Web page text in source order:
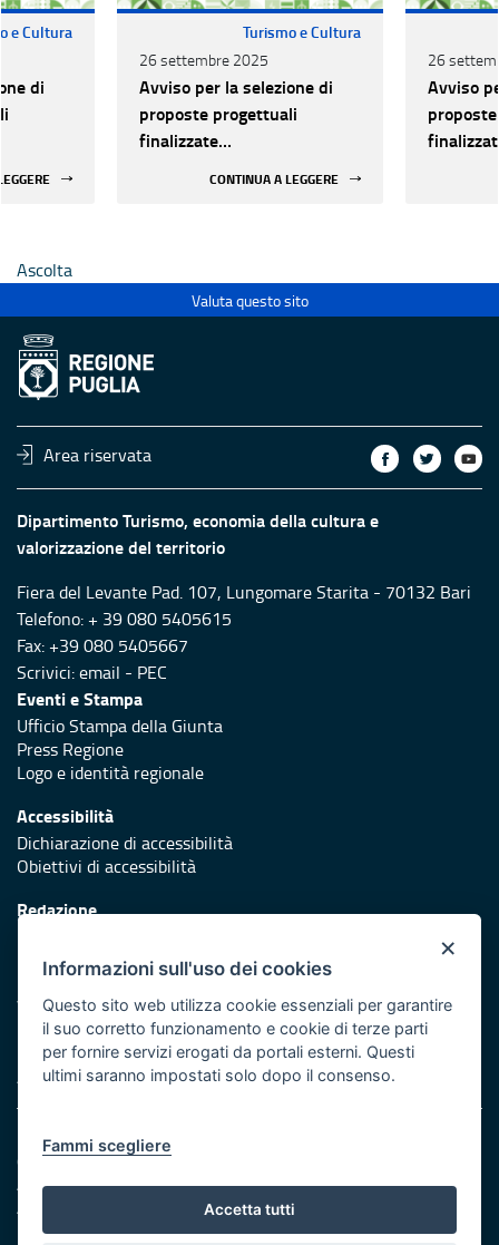
e Cultura
di
Turismo e Cultura
26 settembre 2025
Avviso per la selezione di
proposte progettuali
finalizzate
CONTINUA A LEGGERE
26
Avviso
Ascolta
Valuta questo sito
Area riservata
Dipartimento Turismo, economia della cultura e
valorizzazione del territorio
Fiera del Levante Pad. 107, Lungomare Starita - 70132 Bari
Telefono: + 39 080 5405615
Fax: +39 080 5405667
Scrivici:email - PEC
Eventi e Stampa
Ufficio Stampa della Giunta
Press Regione
Logo e identità regionale
Accessibilità
Dichiarazione di accessibilità
Obiettivi di accessibilità
Redazione
Protezione civile
Vai al sito di Protezione Civile Puglia
Iniziativa finanziata con risorse del POR Puglia 2014/2020 -
Asse XI
Note legali
Cookie e privacy
Amministrazione trasparente
Atti di notifica
Feed RSS
×
Informazioni sull'uso dei cookies
Questo sito web utilizza cookie essenziali per garantire
il suo corretto funzionamento e cookie di terze parti
per fornire servizi erogati da portali esterni. Questi
ultimi saranno impostati solo dopo il consenso.
Fammi scegliere
Accetta tutti